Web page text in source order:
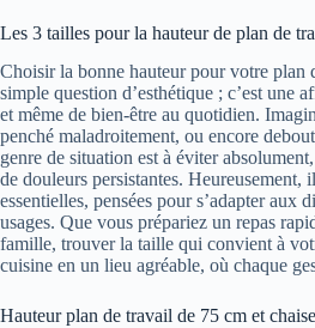
Les 3 tailles pour la hauteur de plan de
Choisir la bonne hauteur pour votre plan
simple question d’esthétique ; c’est une
et même de bien-être au quotidien.
penché maladroitement, ou encore
genre de situation est à éviter
de douleurs persistantes. Heureusement,
essentielles, pensées pour s’adapter aux
usages. Que vous prépariez un repas
famille, trouver la taille qui convient à
cuisine en un lieu agréable, où chaque
Hauteur plan de travail de 75 cm et